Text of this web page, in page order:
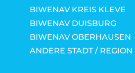
BIWENAV KREIS KLEVE
BIWENAV DUISBURG
BIWENAV OBERHAUSEN
ANDERE STADT / REGION